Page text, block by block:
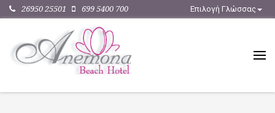
26950 25501 699 5400 700 Επιλογή Γλώσσας